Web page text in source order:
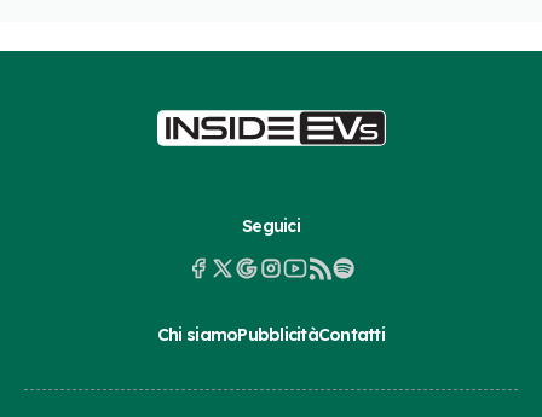
Seguici
Chi siamoPubblicitàContatti